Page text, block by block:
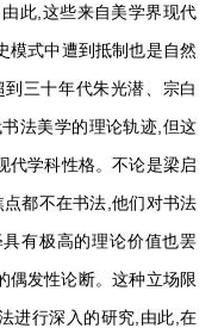
此,这些来自美学界现代
模式中遭到抵制也是自然
三十年代朱光潜、宗白
法美学的理论轨迹,但这
代学科性格。不论是梁启
都不在书法,他们对书法
有极高的理论价值也罢
发性论断。这种立场限
进行深入的研究,由此,在